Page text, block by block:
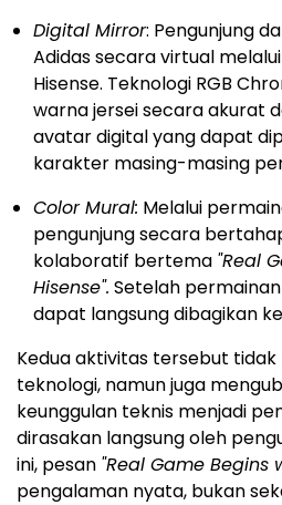
Digital Mirror: Pengunjung
Adidas secara virtual melalui
Hisense. Teknologi RGB
warna jersei secara akurat
avatar digital yang dapat
karakter masing-masing
Color Mural: Melalui
pengunjung secara
kolaboratif bertema "Real
Hisense". Setelah
dapat langsung dibagikan
Kedua aktivitas tersebut
teknologi, namun juga
keunggulan teknis menjadi
dirasakan langsung oleh
ini, pesan "Real Game Begins
pengalaman nyata, bukan